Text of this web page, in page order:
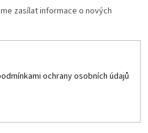
zasílat informace o nových
ochrany osobních údajů